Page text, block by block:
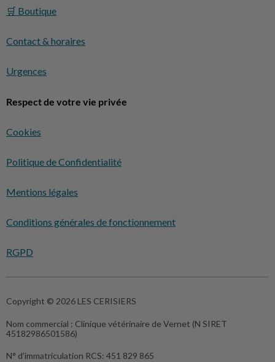
🛒 Boutique
Contact & horaires
Urgences
Respect de votre vie privée
Cookies
Politique de Confidentialité
Mentions légales
Conditions générales de fonctionnement
RGPD
Copyright © 2026 LES CERISIERS
Nom commercial : Clinique vétérinaire de Vernet (N SIRET
45182986501586)
N° d’immatriculation RCS: 451 829 865